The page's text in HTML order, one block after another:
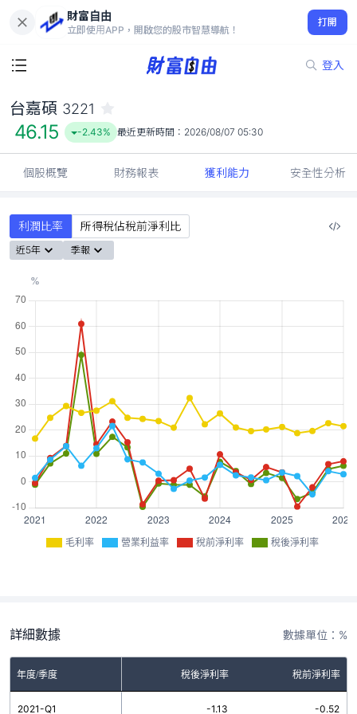
財富自由
立即使用APP，開啟您的股市智慧導航！
打開
登入
46.15
-2.43%
台嘉碩 3221
46.15 -2.43% 最近更新時間： 2026/08/07 05:30
個股概覽 財務報表 獲利能力 安全性分析
利潤比率 所得稅佔稅前淨利比
近5年 季報
毛利率 營業利益率 稅前淨利率 稅後淨利率
詳細數據 數據單位：%
年度/季度 稅後淨利率 稅前淨利率
2021-Q1 -1.13 -0.52